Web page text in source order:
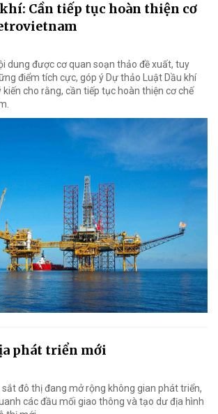
khí: Cần tiếp tục hoàn thiện cơ
dung được cơ quan soạn thảo đề xuất, tuy
điểm tích cực, góp ý Dự thảo Luật Dầu khí
cho rằng, cần tiếp tục hoàn thiện cơ chế
phát triển mới
đô thị đang mở rộng không gian phát triển,
các đầu mối giao thông và tạo dư địa hình